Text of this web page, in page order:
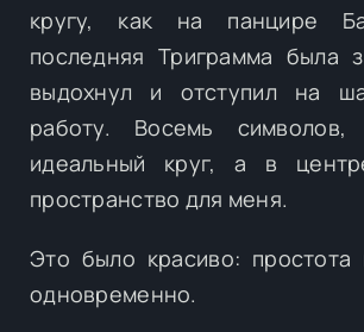
кругу, как на панцире
последняя Триграмма была
выдохнул и отступил на
работу. Восемь символов,
идеальный круг, а в
пространство для меня.
Это было красиво: простота
одновременно.